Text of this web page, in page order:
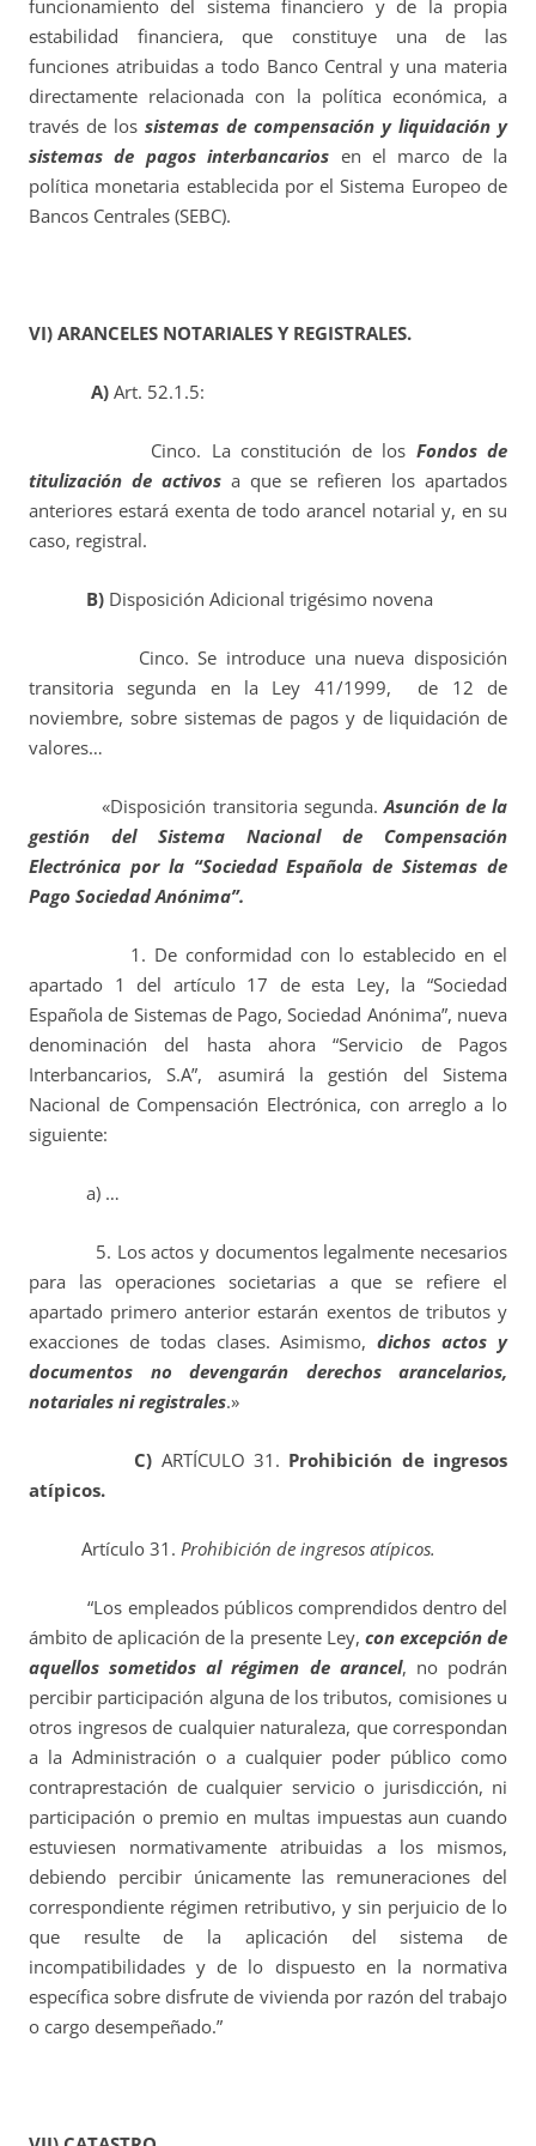
funcionamiento del sistema financiero y de la propia
estabilidad financiera, que constituye una de las
funciones atribuidas a todo Banco Central y una materia
directamente relacionada con la política económica, a
través de los sistemas de compensación y liquidación y
sistemas de pagos interbancarios en el marco de la
política monetaria establecida por el Sistema Europeo de
Bancos Centrales (SEBC).
VI) ARANCELES NOTARIALES Y REGISTRALES.
A) Art. 52.1.5:
Cinco. La constitución de los Fondos de
titulización de activosa que se refieren los apartados
anteriores estará exenta de todo arancel notarial y, en su
caso, registral.
B) Disposición Adicional trigésimo novena
Cinco. Se introduce una nueva disposición
transitoria segunda en la Ley 41/1999, de 12 de
noviembre, sobre sistemas de pagos y de liquidación de
valores…
«Disposición transitoria segunda.Asunción de la
gestión del Sistema Nacional de Compensación
Electrónica por la “Sociedad Española de Sistemas de
Pago Sociedad Anónima”.
1. De conformidad con lo establecido en el
apartado 1 del artículo 17 de esta Ley, la “Sociedad
Española de Sistemas de Pago, Sociedad Anónima”, nueva
denominación del hasta ahora “Servicio de Pagos
Interbancarios, S.A”, asumirá la gestión del Sistema
Nacional de Compensación Electrónica, con arreglo a lo
siguiente:
a) …
5. Los actos y documentos legalmente necesarios
para las operaciones societarias a que se refiere el
apartado primero anterior estarán exentos de tributos y
exacciones de todas clases. Asimismo,dichos actos y
documentos no devengarán derechos arancelarios,
notariales ni registrales.»
C) ARTÍCULO 31. Prohibición de ingresos
atípicos.
Artículo 31. Prohibición de ingresos atípicos.
“Los empleados públicos comprendidos dentro del
ámbito de aplicación de la presente Ley, con excepción de
aquellos sometidos al régimen de arancel, no podrán
percibir participación alguna de los tributos, comisiones u
otros ingresos de cualquier naturaleza, que correspondan
a la Administración o a cualquier poder público como
contraprestación de cualquier servicio o jurisdicción, ni
participación o premio en multas impuestas aun cuando
estuviesen normativamente atribuidas a los mismos,
debiendo percibir únicamente las remuneraciones del
correspondiente régimen retributivo, y sin perjuicio de lo
que resulte de la aplicación del sistema de
incompatibilidades y de lo dispuesto en la normativa
específica sobre disfrute de vivienda por razón del trabajo
o cargo desempeñado.”